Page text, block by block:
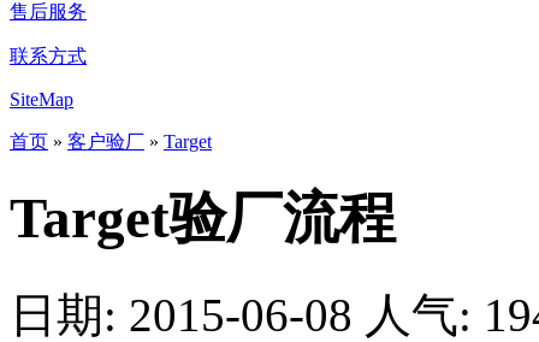
售后服务
联系方式
SiteMap
首页 » 客户验厂 » Target
Target验厂流程
日期: 2015-06-08 人气: